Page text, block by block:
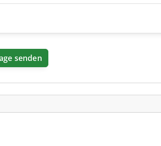
senden